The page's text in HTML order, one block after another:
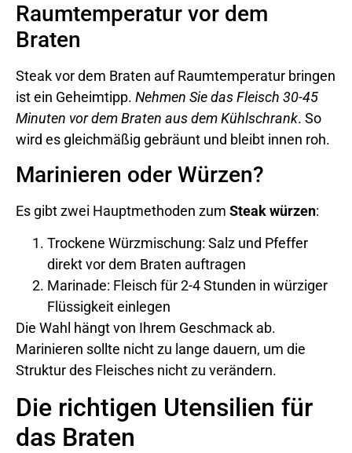
Raumtemperatur vor dem
Braten
Steak vor dem Braten auf Raumtemperatur bringen
ist ein Geheimtipp. Nehmen Sie das Fleisch 30-45
Minuten vor dem Braten aus dem Kühlschrank. So
wird es gleichmäßig gebräunt und bleibt innen roh.
Marinieren oder Würzen?
Es gibt zwei Hauptmethoden zum Steak würzen:
Trockene Würzmischung: Salz und Pfeffer
direkt vor dem Braten auftragen
Marinade: Fleisch für 2-4 Stunden in würziger
Flüssigkeit einlegen
Die Wahl hängt von Ihrem Geschmack ab.
Marinieren sollte nicht zu lange dauern, um die
Struktur des Fleisches nicht zu verändern.
Die richtigen Utensilien für
das Braten